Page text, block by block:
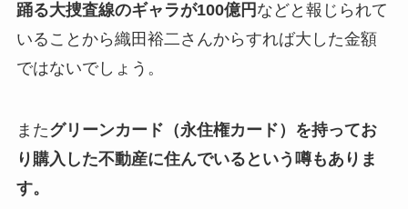
踊る大捜査線のギャラが100億円 などと報じられて
いることから織田裕二さんからすれば大した金額
ではないでしょう。
またグリーンカード（永住権カード）を持ってお
り購入した不動産に住んでいるという噂もありま
す。